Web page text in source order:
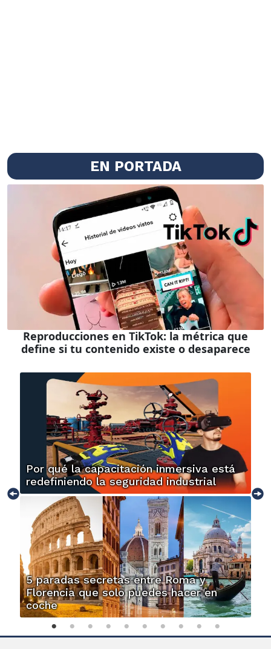
EN PORTADA
Reproducciones en TikTok: la métrica que
define si tu contenido existe o desaparece
Por qué la capacitación inmersiva está
redefiniendo la seguridad industrial
5 paradas secretas entre Roma y
Florencia que solo puedes hacer en
coche